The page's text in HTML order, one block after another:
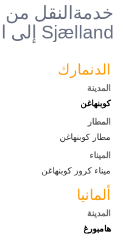
Sjælland إلى الوجهات الأخرى
الدنمارك
المدينة
كوبنهاغن
المطار
مطار كوبنهاغن
الميناء
ميناء كروز كوبنهاغن
ألمانيا
المدينة
هامبورغ